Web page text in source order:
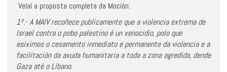
Velaí a proposta completa da Moción:
1º.- A MAIV recoñece publicamente que a violencia extrema de
Israel contra o pobo palestino é un xenocidio, polo que
esiximos o cesamento inmediato e permanente da violencia e a
facilitación da axuda humanitaria a toda a zona agredida, dende
Gaza até o Líbano.